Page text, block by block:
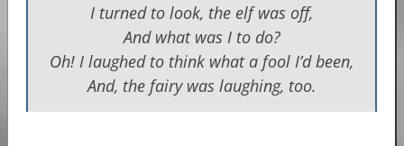
I turned to look, the elf was off,
And what was I to do?
Oh! I laughed to think what a fool I’d been,
And, the fairy was laughing, too.